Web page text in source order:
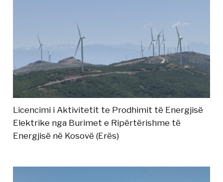
Licencimi i Aktivitetit te Prodhimit të Energjisë
Elektrike nga Burimet e Ripërtërishme të
Energjisë në Kosovë (Erës)